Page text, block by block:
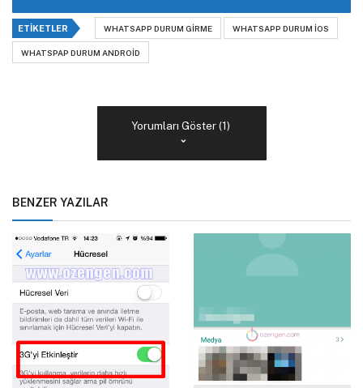
ETIKETLER WHATSAPP DURUM GIRME WHATSAPP DURUM IOS
WHATSPAP DURUM ANDROID
Yorumları Göster (1)
BENZER YAZILAR